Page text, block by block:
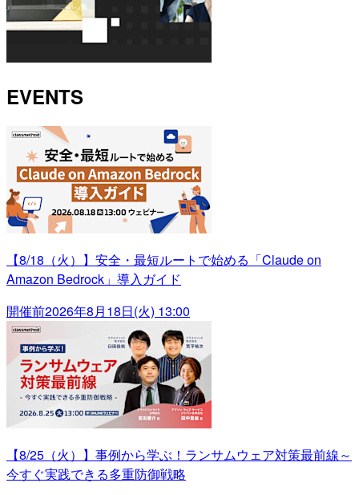
EVENTS
【8/18（火）】安全・最短ルートで始める「Claude on
Amazon Bedrock」導入ガイド
開催前2026年8月18日(火) 13:00
【8/25（火）】事例から学ぶ！ランサムウェア対策最前線～
今すぐ実践できる多重防御戦略